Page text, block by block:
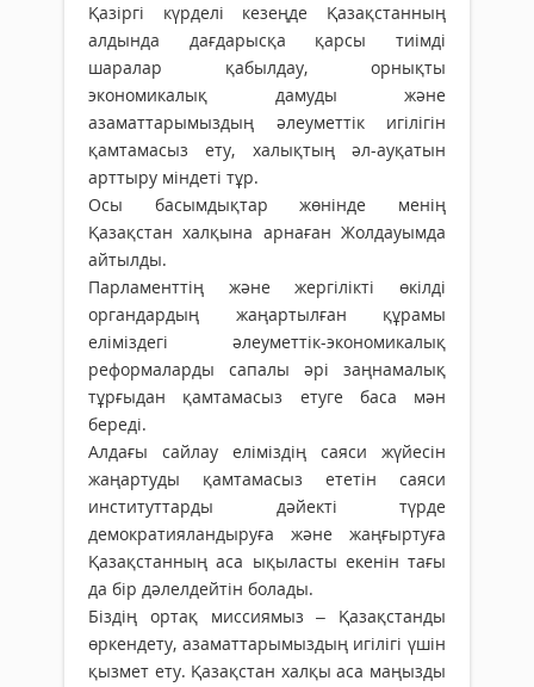
Қазіргі күрделі кезеңде Қазақстанның
алдында дағдарысқа қарсы тиімді
шаралар қабылдау, орнықты
экономикалық дамуды және
азаматтарымыздың әлеуметтік игілігін
қамтамасыз ету, халықтың әл-ауқатын
арттыру міндеті тұр.
Осы басымдықтар жөнінде менің
Қазақстан халқына арнаған Жолдауымда
айтылды.
Парламенттің және жергілікті өкілді
органдардың жаңартылған құрамы
еліміздегі әлеуметтік-экономикалық
реформаларды сапалы әрі заңнамалық
тұрғыдан қамтамасыз етуге баса мән
береді.
Алдағы сайлау еліміздің саяси жүйесін
жаңартуды қамтамасыз ететін саяси
институттарды дәйекті түрде
демократияландыруға және жаңғыртуға
Қазақстанның аса ықыласты екенін тағы
да бір дәлелдейтін болады.
Біздің ортақ миссиямыз – Қазақстанды
өркендету, азаматтарымыздың игілігі үшін
қызмет ету. Қазақстан халқы аса маңызды